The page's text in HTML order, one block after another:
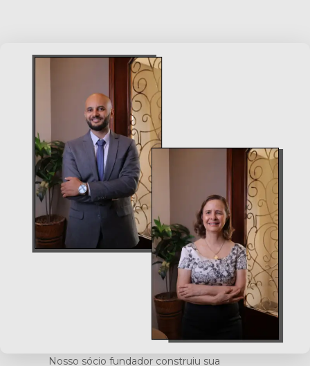
Nosso sócio fundador construiu sua